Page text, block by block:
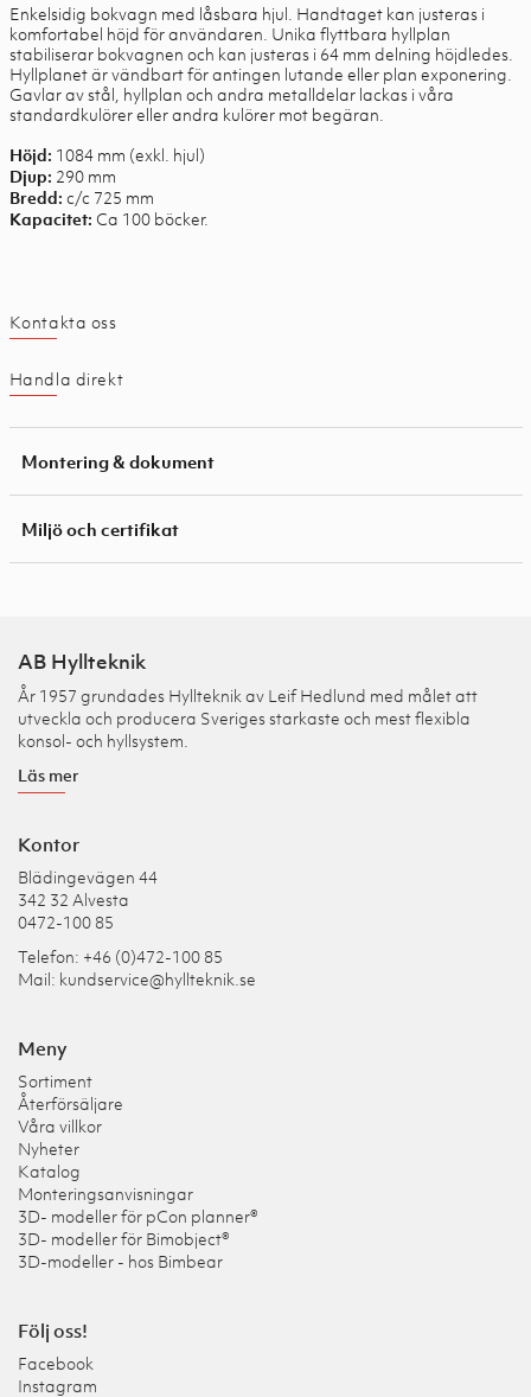
Enkelsidig bokvagn med låsbara hjul. Handtaget kan justeras i
komfortabel höjd för användaren. Unika flyttbara hyllplan
stabiliserar bokvagnen och kan justeras i 64 mm delning höjdledes.
Hyllplanet är vändbart för antingen lutande eller plan exponering.
Gavlar av stål, hyllplan och andra metalldelar lackas i våra
standardkulörer eller andra kulörer mot begäran.
Höjd: 1084 mm (exkl. hjul)
Djup: 290 mm
Bredd: c/c 725 mm
Kapacitet: Ca 100 böcker.
Kontakta oss
Handla direkt
Montering & dokument
Miljö och certifikat
AB Hyllteknik
År 1957 grundades Hyllteknik av Leif Hedlund med målet att
utveckla och producera Sveriges starkaste och mest flexibla
konsol- och hyllsystem.
Läs mer
Kontor
Blädingevägen 44
342 32 Alvesta
0472-100 85
Telefon: +46 (0)472-100 85
Mail: kundservice@hyllteknik.se
Meny
Sortiment
Återförsäljare
Våra villkor
Nyheter
Katalog
Monteringsanvisningar
3D- modeller för pCon planner®
3D- modeller för Bimobject®
3D-modeller - hos Bimbear
Följ oss!
Facebook
Instagram